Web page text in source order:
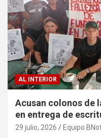
AL INTERIOR
Acusan colonos de
en entrega de
29 julio, 2026 Equipo